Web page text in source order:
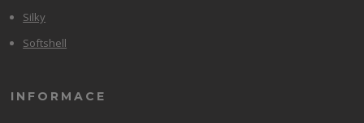
Silky
Softshell
INFORMACE